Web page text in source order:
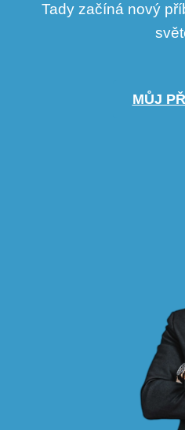
Tady začíná nový
MŮJ